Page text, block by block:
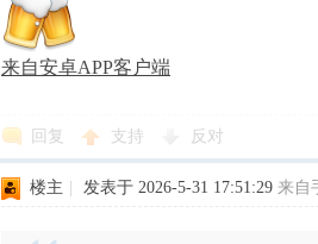
来自安卓APP客户端
回复 支持 反对
楼主 发表于 2026-5-31 17:51:29 来自